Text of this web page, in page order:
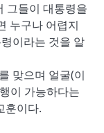
그들이 대통령을
누구나 어렵지
이라는 것을 알
맞으며 얼굴(이
이 가능하다는
훈이다.